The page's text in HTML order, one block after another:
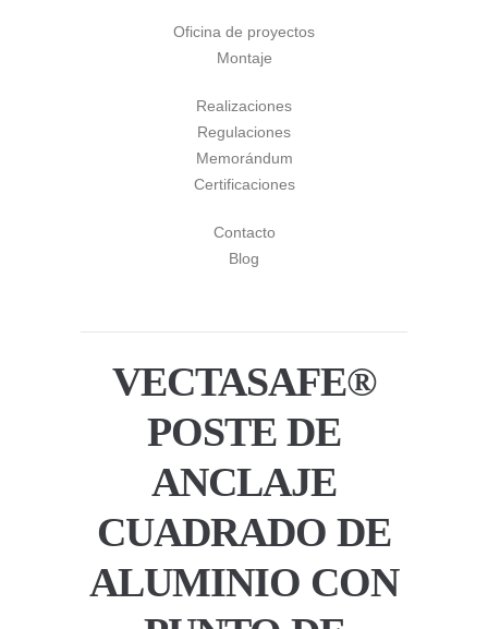
Oficina de proyectos
Montaje
Realizaciones
Regulaciones
Memorándum
Certificaciones
Contacto
Blog
VECTASAFE®
POSTE DE
ANCLAJE
CUADRADO DE
ALUMINIO CON